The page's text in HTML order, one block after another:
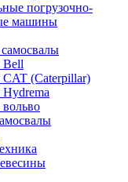
погрузочно-
машины
Bell
(Caterpillar)